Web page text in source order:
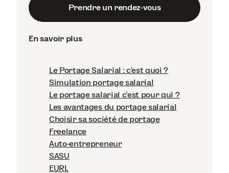
Prendre un rendez-vous
En savoir plus
Le Portage Salarial : c'est quoi ?
Simulation portage salarial
Le portage salarial c'est pour qui ?
Les avantages du portage salarial
Choisir sa société de portage
Freelance
Auto-entrepreneur
SASU
EURL